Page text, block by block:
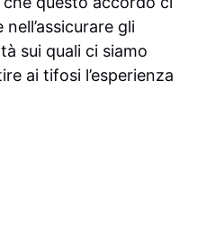
gli
sui quali ci siamo
ai tifosi l’esperienza